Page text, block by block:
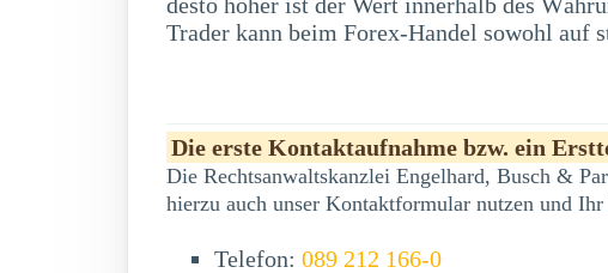
Trader kann beim Forex-Handel sowohl auf
Die erste Kontaktaufnahme bzw. ein
Die Rechtsanwaltskanzlei Engelhard, Busch &
hierzu auch unser Kontaktformular nutzen und
Telefon: 089 212 166-0